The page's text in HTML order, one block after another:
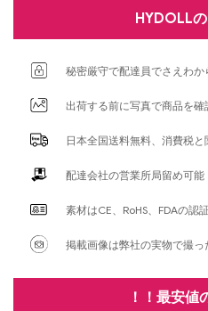
HYDOLL
秘密厳守で配達員でさえわ
出荷する前に写真で商品を確
日本全国送料無料、消費税
配達会社の営業所局留め可能
素材はCE、RoHS、FDAの認
掲載画像は弊社の実物で撮っ
！！最安値